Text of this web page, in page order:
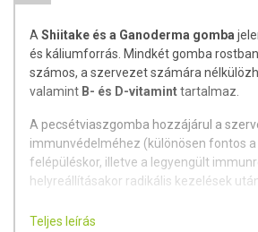
A Shiitake és a Ganoderma gomba
és káliumforrás. Mindkét gomba
számos, a szervezet számára
valamint B- és D-vitaminttartalmaz.
A pecsétviaszgomba hozzájárul a
immunvédelméhez (különösen fontos
felépüléskor, illetve a legyengült
helyreállításakor radikális kezelések
Adagolás:
Teljes leírás